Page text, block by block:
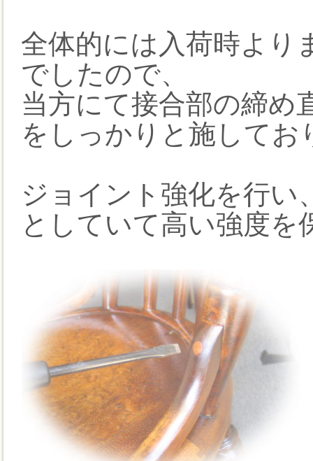
全体的には入荷時より
でしたので、
当方にて接合部の締め
をしっかりと施してお
ジョイント強化を行い
としていて高い強度を